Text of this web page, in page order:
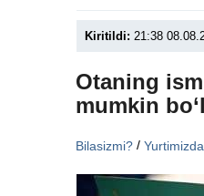
Kiritildi: 21:38
Otaning
mumkin
Bilasizmi? /Yurtimizda